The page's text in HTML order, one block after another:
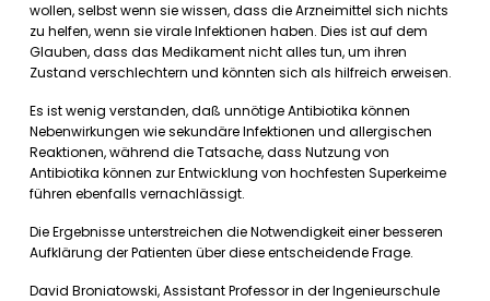
wollen, selbst wenn sie wissen, dass die Arzneimittel sich nichts
zu helfen, wenn sie virale Infektionen haben. Dies ist auf dem
Glauben, dass das Medikament nicht alles tun, um ihren
Zustand verschlechtern und könnten sich als hilfreich erweisen.
Es ist wenig verstanden, daß unnötige Antibiotika können
Nebenwirkungen wie sekundäre Infektionen und allergischen
Reaktionen, während die Tatsache, dass Nutzung von
Antibiotika können zur Entwicklung von hochfesten Superkeime
führen ebenfalls vernachlässigt.
Die Ergebnisse unterstreichen die Notwendigkeit einer besseren
Aufklärung der Patienten über diese entscheidende Frage.
David Broniatowski, Assistant Professor in der Ingenieurschule